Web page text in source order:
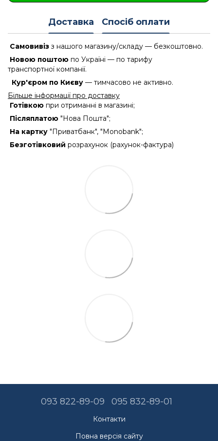
Доставка Спосіб оплати
Самовивіз з нашого магазину/складу — безкоштовно.
Новою поштою по Україні — по тарифу
транспортної компанії.
Кур'єром по Києву — тимчасово не активно.
Більше інформації про доставку
Готівкою при отриманні в магазині;
Післяплатою "Нова Пошта";
На картку "Приватбанк", "Monobank";
Безготівковий розрахунок (рахунок-фактура)
093 822-89-09 095 832-89-01
Контакти
Повна версія сайту